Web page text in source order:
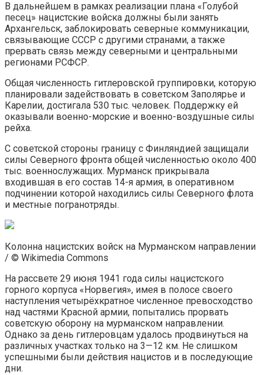
В дальнейшем в рамках реализации плана «Голубой
песец» нацистские войска должны были занять
Архангельск, заблокировать северные коммуникации,
связывающие СССР с другими странами, а также
прервать связь между северными и центральными
регионами РСФСР.
Общая численность гитлеровской группировки, которую
планировали задействовать в советском Заполярье и
Карелии, достигала 530 тыс. человек. Поддержку ей
оказывали военно-морские и военно-воздушные силы
рейха.
С советской стороны границу с Финляндией защищали
силы Северного фронта общей численностью около 400
тыс. военнослужащих. Мурманск прикрывала
входившая в его состав 14-я армия, в оперативном
подчинении которой находились силы Северного флота
и местные погранотряды.
Колонна нацистских войск на Мурманском направлении
/ © Wikimedia Commons
На рассвете 29 июня 1941 года силы нацистского
горного корпуса «Норвегия», имея в полосе своего
наступления четырёхкратное численное превосходство
над частями Красной армии, попытались прорвать
советскую оборону на мурманском направлении.
Однако за день гитлеровцам удалось продвинуться на
различных участках только на 3—12 км. Не слишком
успешными были действия нацистов и в последующие
дни.